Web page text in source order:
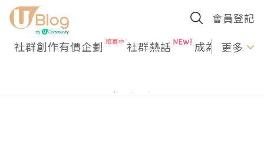
會員登記
社群創作有價企劃 社群熱話 成為U更多